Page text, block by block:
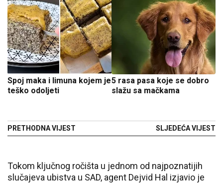
Spoj maka i limuna kojem je
teško odoljeti
PRETHODNA VIJEST
5 rasa pasa koje se dobro
slažu sa mačkama
SLJEDEĆA VIJEST
Tokom ključnog ročišta u jednom od najpoznatijih
slučajeva ubistva u SAD, agent Dejvid Hal izjavio je